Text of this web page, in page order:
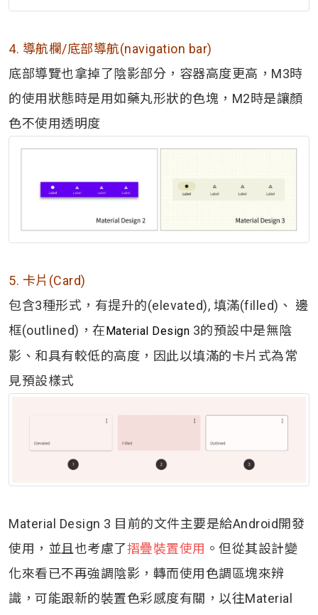
4. 導航欄/底部導航(navigation bar)
底部導覽也拿掉了陰影部分，容器高度更高，M3時
的使用狀態時是用如藥丸形狀的色塊，M2時是讓顏
色不使用透明度
5. 卡片(Card)
包含3種形式，有提升的(elevated), 填滿(filled)、 邊
框(outlined)，在Material Design 3的預設中是無陰
影、和具有較低的高度，因此以填滿的卡片式為常
見預設樣式
Material Design 3 目前的文件主要是給Android開發
使用，並且也考慮了摺疊裝置使用 。但從其設計變
化來看已不再強調陰影，轉而使用色調區塊來辨
識，可能跟新的裝置色彩感度有關，以往Material